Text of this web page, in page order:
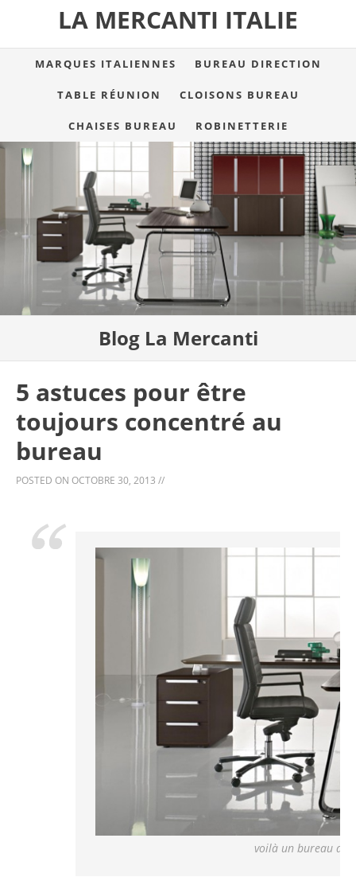
LA MERCANTI ITALIE
MARQUES ITALIENNES BUREAU DIRECTION
TABLE RÉUNION CLOISONS BUREAU
CHAISES BUREAU ROBINETTERIE
Blog La Mercanti
5 astuces pour être
toujours concentré au
bureau
POSTED ON OCTOBRE 30, 2013 //
voilà un bureau